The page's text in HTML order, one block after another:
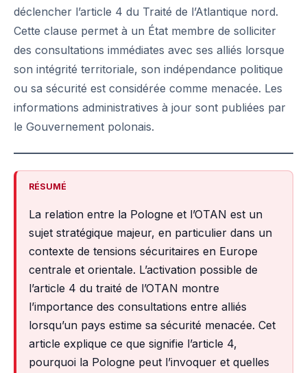
déclencher l’article 4 du Traité de l’Atlantique nord.
Cette clause permet à un État membre de solliciter
des consultations immédiates avec ses alliés lorsque
son intégrité territoriale, son indépendance politique
ou sa sécurité est considérée comme menacée. Les
informations administratives à jour sont publiées par
le Gouvernement polonais.
RÉSUMÉ
La relation entre la Pologne et l’OTAN est un
sujet stratégique majeur, en particulier dans un
contexte de tensions sécuritaires en Europe
centrale et orientale. L’activation possible de
l’article 4 du traité de l’OTAN montre
l’importance des consultations entre alliés
lorsqu’un pays estime sa sécurité menacée. Cet
article explique ce que signifie l’article 4,
pourquoi la Pologne peut l’invoquer et quelles